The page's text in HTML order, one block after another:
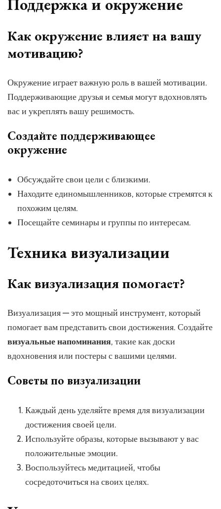
Поддержка и окружение
Как окружение влияет на вашу
мотивацию?
Окружение играет важную роль в вашей мотивации.
Поддерживающие друзья и семья могут вдохновлять
вас и укреплять вашу решимость.
Создайте поддерживающее
окружение
Обсуждайте свои цели с близкими.
Находите единомышленников, которые стремятся к
похожим целям.
Посещайте семинары и группы по интересам.
Техника визуализации
Как визуализация помогает?
Визуализация — это мощный инструмент, который
помогает вам представить свои достижения. Создайте
визуальные напоминания, такие как доски
вдохновения или постеры с вашими целями.
Советы по визуализации
Каждый день уделяйте время для визуализации
достижения своей цели.
Используйте образы, которые вызывают у вас
положительные эмоции.
Воспользуйтесь медитацией, чтобы
сосредоточиться на своих целях.